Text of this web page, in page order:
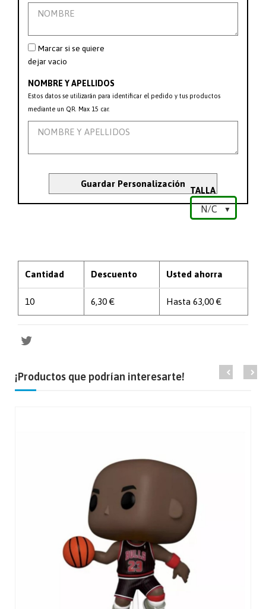
Marcar si se quiere
dejar vacio
NOMBRE Y APELLIDOS
Estos datos se utilizarán para identificar el pedido y tus productos
mediante un QR. Max 15 car.
Guardar Personalización
TALLA
Cantidad Descuento Usted ahorra
10 6,30 € Hasta 63,00 €
¡Productos que podrían interesarte!